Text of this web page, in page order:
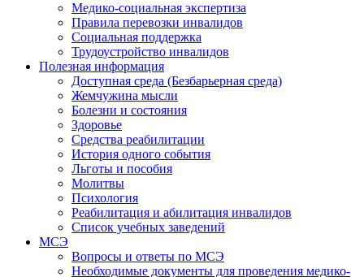
Медико-социальная экспертиза
Правила перевозки инвалидов
Социальная поддержка
Трудоустройство инвалидов
Полезная информация
Доступная среда (Безбарьерная среда)
Жемчужина мысли
Болезни и состояния
Здоровье
Средства реабилитации
История одного события
Льготы и пособия
Молитвы
Психология
Реабилитация и абилитация инвалидов
Список учебных заведений
МСЭ
Вопросы и ответы по МСЭ
Необходимые документы для проведения медико-